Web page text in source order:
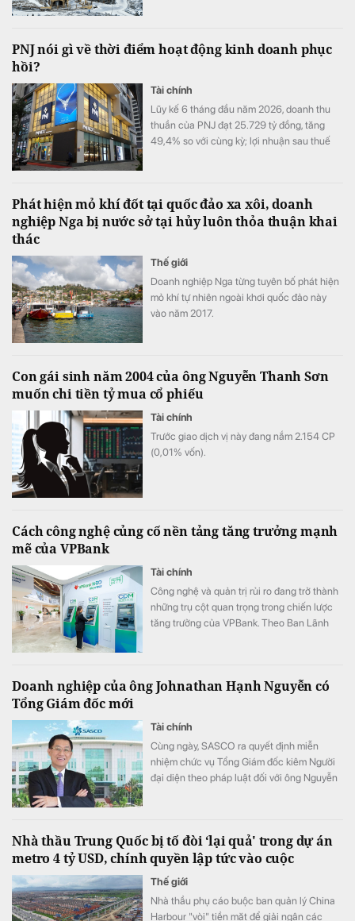
PNJ nói gì về thời điểm hoạt động kinh doanh phục
hồi?
Tài chính
Lũy kế 6 tháng đầu năm 2026, doanh thu
thuần của PNJ đạt 25.729 tỷ đồng, tăng
49,4% so với cùng kỳ; lợi nhuận sau thuế
Phát hiện mỏ khí đốt tại quốc đảo xa xôi, doanh
nghiệp Nga bị nước sở tại hủy luôn thỏa thuận khai
thác
Thế giới
Doanh nghiệp Nga từng tuyên bố phát hiện
mỏ khí tự nhiên ngoài khơi quốc đảo này
vào năm 2017.
Con gái sinh năm 2004 của ông Nguyễn Thanh Sơn
muốn chi tiền tỷ mua cổ phiếu
Tài chính
Trước giao dịch vị này đang nắm 2.154 СР
(0,01% vốn).
Cách công nghệ củng cố nền tảng tăng trưởng mạnh
mẽ của VPBank
Tài chính
Công nghệ và quản trị rủi ro đang trở thành
những trụ cột quan trọng trong chiến lược
tăng trưởng của VPBank. Theo Ban Lãnh
nhưng vẫn duy trì chất lượng.
Doanh nghiệp của ông Johnathan Hạnh Nguyễn có
Tổng Giám đốc mới
Tài chính
Cùng ngày, SASCO ra quyết định miễn
nhiệm chức vụ Tổng Giám đốc kiêm Người
đại diện theo pháp luật đối với ông Nguyễn
Nhà thầu Trung Quốc bị tố đòi ‘lại quả' trong dự án
metro 4 tỷ USD, chính quyền lập tức vào cuộc
Thế giới
Nhà thầu phụ cáo buộc ban quản lý China
Harbour "vòi" tiền mặt để giải ngân các